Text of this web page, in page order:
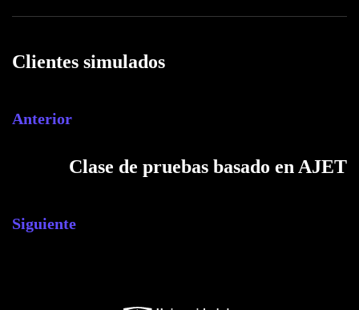
Clientes simulados
Anterior
Clase de pruebas basado en AJET
Siguiente